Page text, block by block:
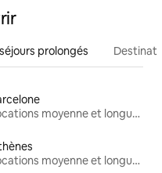
prolongés
Locations moyenne et longue durée
Locations moyenne et longue durée